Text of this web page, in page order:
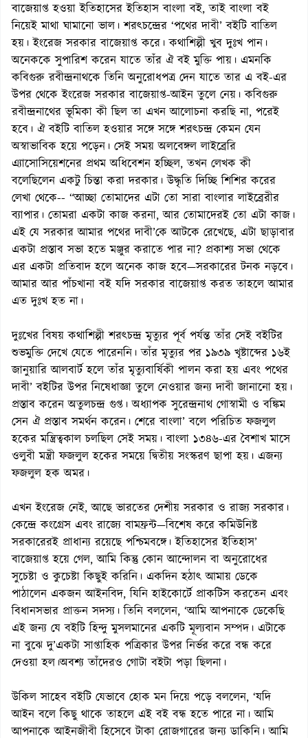
বাজেয়াপ্ত হওয়া ইতিহাসের ইতিহাস বাংলা বই, তাই বাংলা বই
নিয়েই মাথা ঘামানো ভাল। শরৎচন্দ্রের ‘পথের দাবী’ বইটি বাতিল
হয়। ইংরেজ সরকার বাজেয়াপ্ত করে। কথাশিল্পী খুব দুঃখ পান।
অনেককে সুপারিশ করেন যাতে তাঁর ঐ বই মুক্তি পায়। এমনকি
কবিগুরু রবীন্দ্রনাথকে তিনি অনুরোধপত্র দেন যাতে তার এ বই-এর
উপর থেকে ইংরেজ সরকার বাজেয়াপ্ত-আইন তুলে নেয়। কবিগুরু
রবীন্দ্রনাথের ভূমিকা কী ছিল তা এখন আলোচনা করছি না, পরেই
হবে। ঐ বইটি বাতিল হওয়ার সঙ্গে সঙ্গে শরৎচন্দ্র কেমন যেন
অস্বাভাবিক হয়ে পড়েন। সেই সময় অলবেঙ্গল লাইব্রেরি
এ্যাসোসিয়েশনের প্রথম অধিবেশন হচ্ছিল, তখন লেখক কী
বলেছিলেন একটু চিন্তা করা দরকার। উদ্ধৃতি দিচ্ছি শিশির করের
লেখা থেকে-- “আচ্ছা তোমাদের এটা তো সারা বাংলার লাইব্রেরীর
ব্যাপার। তোমরা একটা কাজ করনা, আর তোমাদেরই তো এটা কাজ।
এই যে সরকার আমার পথের দাবী’কে আটকে রেখেছে, এটা ছাড়াবার
একটা প্রস্তাব সভা হতে মঞ্জুর করাতে পার না? প্রকাশ্য সভা থেকে
এর একটা প্রতিবাদ হলে অনেক কাজ হবে—সরকারের টনক নড়বে।
আমার আর পাঁচখানা বই যদি সরকার বাজেয়াপ্ত করত তাহলে আমার
এত দুঃখ হত না।
দুঃখের বিষয় কথাশিল্পী শরৎচন্দ্র মৃত্যুর পূর্ব পর্যন্ত তাঁর সেই বইটির
শুভমুক্তি দেখে যেতে পারেননি। তাঁর মৃত্যুর পর ১৯৩৯ খৃষ্টাব্দের ১৬ই
জানুয়ারি আলবার্ট হলে তাঁর মৃত্যুবার্ষিকী পালন করা হয় এবং পথের
দাবী’ বইটির উপর নিষেধাজ্ঞা তুলে নেওয়ার জন্য দাবী জানানো হয়।
প্রস্তাব করেন অতুলচন্দ্র গুপ্ত। অধ্যাপক সুরেন্দ্রনাথ গোস্বামী ও বঙ্কিম
সেন ঐ প্রস্তাব সমর্থন করেন। শেরে বাংলা’ বলে পরিচিত ফজলুল
হকের মন্ত্রিত্বকাল চলছিল সেই সময়। বাংলা ১৩৪৬-এর বৈশাখ মাসে
ওলুবী মন্ত্রী ফজলুল হকের সময়ে দ্বিতীয় সংস্করণ ছাপা হয়। এজন্য
ফজলুল হক অমর।
এখন ইংরেজ নেই, আছে ভারতের দেশীয় সরকার ও রাজ্য সরকার।
কেন্দ্রে কংগ্রেস এবং রাজ্যে বামফ্রন্ট—বিশেষ করে কমিউনিষ্ট
সরকারেরই প্রাধান্য রয়েছে পশ্চিমবঙ্গে। ইতিহাসের ইতিহাস’
বাজেয়াপ্ত হয়ে গেল, আমি কিন্তু কোন আন্দোলন বা অনুরোধের
সুচেষ্টা ও কুচেষ্টা কিছুই করিনি। একদিন হঠাৎ আমায় ডেকে
পাঠালেন একজন আইনবিদ, যিনি হাইকোর্টে প্রাকটিস করতেন এবং
বিধানসভার প্রাক্তন সদস্য। তিনি বললেন, ‘আমি আপনাকে ডেকেছি
এই জন্য যে বইটি হিন্দু মুসলমানের একটি মূল্যবান সম্পদ। এটাকে
না বুঝে দু’একটা সাপ্তাহিক পত্রিকার উপর নির্ভর করে বন্ধ করে
দেওয়া হল।অবশ্য তাঁদেরও গোটা বইটা পড়া ছিলনা।
উকিল সাহেব বইটি যেভাবে হোক মন দিয়ে পড়ে বললেন, ‘যদি
আইন বলে কিছু থাকে তাহলে এই বই বন্ধ হতে পারে না। আমি
আপনাকে আইনজীবী হিসেবে টাকা রোজগারের জন্য ডাকিনি। আমি